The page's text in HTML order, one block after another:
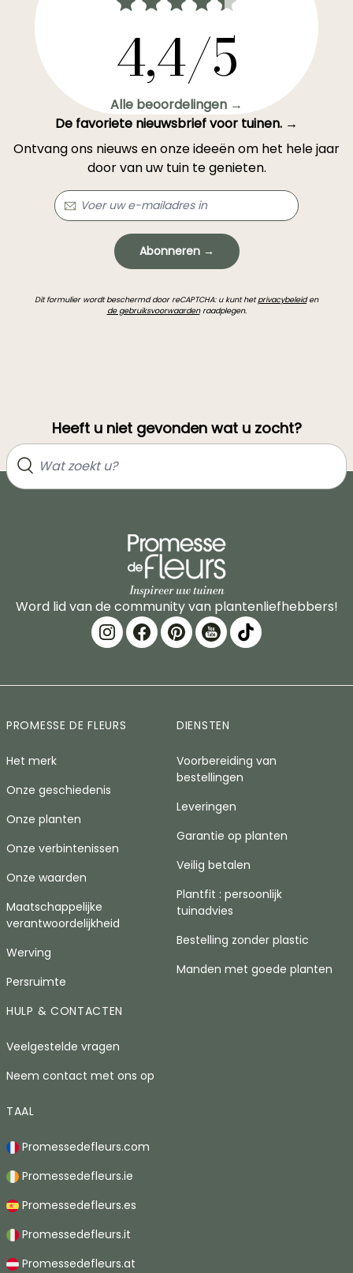
4,4/5
Alle beoordelingen →
De favoriete nieuwsbrief voor tuinen. →
Ontvang ons nieuws en onze ideeën om het hele jaar
door van uw tuin te genieten.
Abonneren →
Dit formulier wordt beschermd door reCAPTCHA: u kunt hetprivacybeleiden
de gebruiksvoorwaardenraadplegen.
Heeft u niet gevonden wat u zocht?
Word lid van de community van plantenliefhebbers!
PROMESSE DE FLEURS
Het merk
Onze geschiedenis
Onze planten
Onze verbintenissen
Onze waarden
Maatschappelijke
verantwoordelijkheid
Werving
Persruimte
DIENSTEN
Voorbereiding van
bestellingen
Leveringen
Garantie op planten
Veilig betalen
Plantfit : persoonlijk
tuinadvies
Bestelling zonder plastic
Manden met goede planten
HULP & CONTACTEN
Veelgestelde vragen
Neem contact met ons op
TAAL
Promessedefleurs.com
Promessedefleurs.ie
Promessedefleurs.es
Promessedefleurs.it
Promessedefleurs.at